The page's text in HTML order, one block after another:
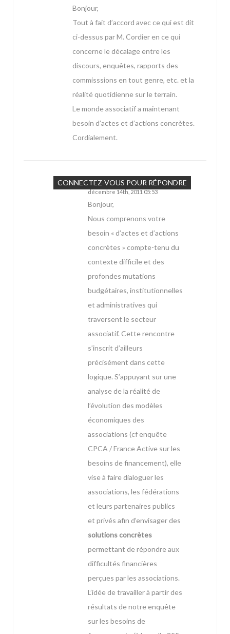
Bonjour,
Tout à fait d’accord avec ce qui est dit
ci-dessus par M. Cordier en ce qui
concerne le décalage entre les
discours, enquêtes, rapports des
commisssions en tout genre, etc. et la
réalité quotidienne sur le terrain.
Le monde associatif a maintenant
besoin d’actes et d’actions concrètes.
Cordialement.
Marie
décembre 14th, 2011 05:53
CONNECTEZ-VOUS POUR RÉPONDRE
Bonjour,
Nous comprenons votre
besoin « d’actes et d’actions
concrètes » compte-tenu du
contexte difficile et des
profondes mutations
budgétaires, institutionnelles
et administratives qui
traversent le secteur
associatif. Cette rencontre
s’inscrit d’ailleurs
précisément dans cette
logique. S’appuyant sur une
analyse de la réalité de
l’évolution des modèles
économiques des
associations (cf enquête
CPCA / France Active sur les
besoins de financement), elle
vise à faire dialoguer les
associations, les fédérations
et leurs partenaires publics
et privés afin d’envisager des
solutions concrètes
permettant de répondre aux
difficultés financières
perçues par les associations.
L’idée de travailler à partir des
résultats de notre enquête
sur les besoins de